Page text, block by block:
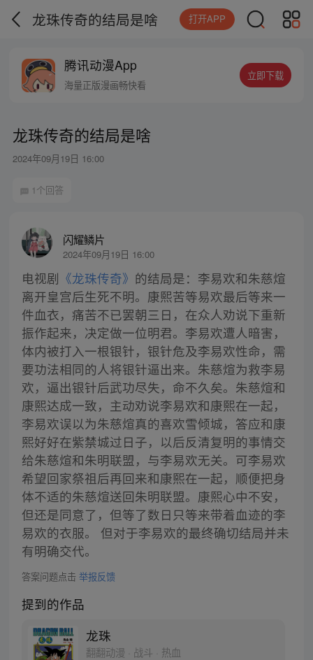
龙珠传奇的结局是啥 打开APP
腾讯动漫App
海量正版漫画畅快看
立即下载
龙珠传奇的结局是啥
2024年09月19日 16:00
1个回答
闪耀鳞片
2024年09月19日 16:00
电视剧 《龙珠传奇》 的结局是：李易欢和朱慈煊
离开皇宫后生死不明。康熙苦等易欢最后等来一
件血衣，痛苦不已罢朝三日，在众人劝说下重新
振作起来，决定做一位明君。李易欢遭人暗害，
体内被打入一根银针，银针危及李易欢性命，需
要功法相同的人将银针逼出来。朱慈煊为救李易
欢，逼出银针后武功尽失，命不久矣。朱慈煊和
康熙达成一致，主动劝说李易欢和康熙在一起，
李易欢误以为朱慈煊真的喜欢雪倾城，答应和康
熙好好在紫禁城过日子，以后反清复明的事情交
给朱慈煊和朱明联盟，与李易欢无关。可李易欢
希望回家祭祖后再回来和康熙在一起，顺便把身
体不适的朱慈煊送回朱明联盟。康熙心中不安，
但还是同意了，但等了数日只等来带着血迹的李
易欢的衣服。 但对于李易欢的最终确切结局并未
有明确交代。
答案问题点击 举报反馈
提到的作品
龙珠
翻翻动漫 · 战斗 · 热血